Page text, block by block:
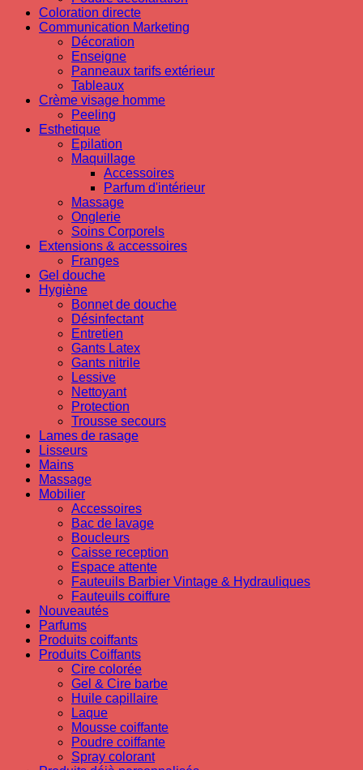
Coloration directe
Communication Marketing
Décoration
Enseigne
Panneaux tarifs extérieur
Tableaux
Crème visage homme
Peeling
Esthetique
Epilation
Maquillage
Accessoires
Parfum d'intérieur
Massage
Onglerie
Soins Corporels
Extensions & accessoires
Franges
Gel douche
Hygiène
Bonnet de douche
Désinfectant
Entretien
Gants Latex
Gants nitrile
Lessive
Nettoyant
Protection
Trousse secours
Lames de rasage
Lisseurs
Mains
Massage
Mobilier
Accessoires
Bac de lavage
Boucleurs
Caisse reception
Espace attente
Fauteuils Barbier Vintage & Hydrauliques
Fauteuils coiffure
Nouveautés
Parfums
Produits coiffants
Produits Coiffants
Cire colorée
Gel & Cire barbe
Huile capillaire
Laque
Mousse coiffante
Poudre coiffante
Spray colorant